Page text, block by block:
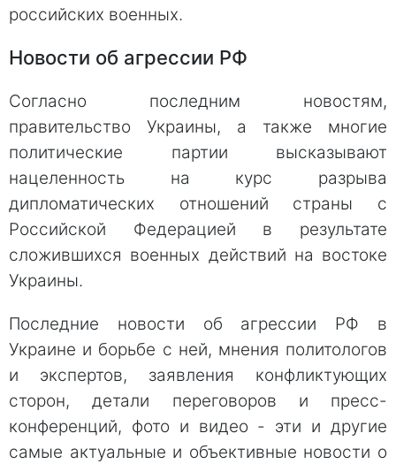
российских военных.
Новости об агрессии РФ
Согласно последним новостям,
правительство Украины, а также многие
политические партии высказывают
нацеленность на курс разрыва
дипломатических отношений страны с
Российской Федерацией в результате
сложившихся военных действий на востоке
Украины.
Последние новости об агрессии РФ в
Украине и борьбе с ней, мнения политологов
и экспертов, заявления конфликтующих
сторон, детали переговоров и пресс-
конференций, фото и видео - эти и другие
самые актуальные и объективные новости о